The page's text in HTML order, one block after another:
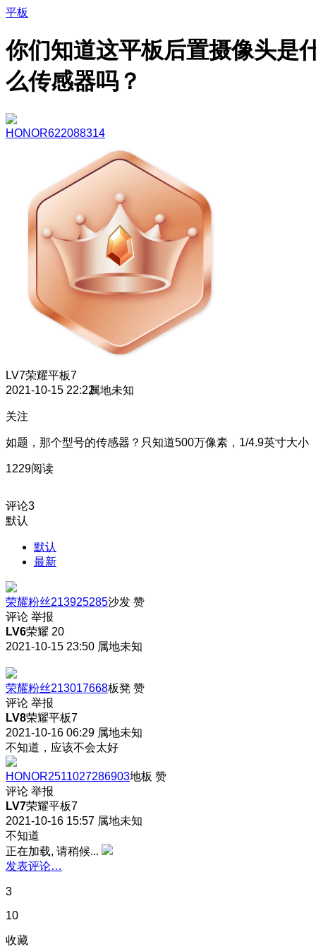
平板
你们知道这平板后置摄像头是
么传感器吗？
HONOR622088314
LV7荣耀平板7
2021-10-15 22:22属地未知
关注
如题，那个型号的传感器？只知道500万像素，1/4.9英寸大小
1229阅读
评论3
默认
默认
最新
荣耀粉丝213925285沙发 赞
评论 举报
LV6荣耀 20
2021-10-15 23:50 属地未知
荣耀粉丝213017668板凳 赞
评论 举报
LV8荣耀平板7
2021-10-16 06:29 属地未知
不知道，应该不会太好
HONOR2511027286903地板 赞
评论 举报
LV7荣耀平板7
2021-10-16 15:57 属地未知
不知道
正在加载, 请稍候...
发表评论…
3
10
收藏